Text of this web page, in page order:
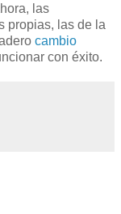
las
propias, las de la
cambio
con éxito.